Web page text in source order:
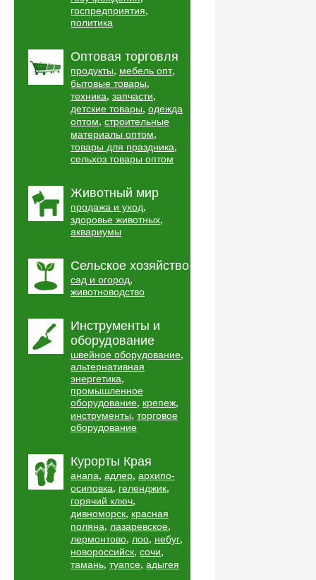
госпредприятия,
политика
Оптовая торговля
продукты, мебель опт,
бытовые товары,
техника, запчасти,
детские товары, одежда
оптом, строительные
материалы оптом,
товары для праздника,
сельхоз товары оптом
Животный мир
продажа и уход,
здоровье животных,
аквариумы
Сельское хозяйство
сад и огород,
животноводство
Инструменты и
оборудование
швейное оборудование,
альтернативная
энергетика,
промышленное
оборудование, крепеж,
инструменты, торговое
оборудование
Курорты Края
анапа, адлер, архипо-
осиповка, геленджик,
горячий ключ,
дивноморск, красная
поляна, лазаревское,
лермонтово, лоо, небуг,
новороссийск, сочи,
тамань, туапсе, адыгея